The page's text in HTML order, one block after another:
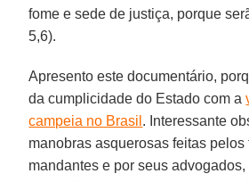
fome e sede de justiça, porque
5,6).
Apresento este documentário,
da cumplicidade do Estado com a
campeia no Brasil . Interessante
manobras asquerosas feitas pelos
mandantes e por seus advogados,